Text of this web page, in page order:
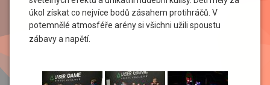
úkol získat co nejvíce bodů zásahem protihráčů. V
potemnělé atmosféře arény si všichni užili spoustu
zábavy a napětí.